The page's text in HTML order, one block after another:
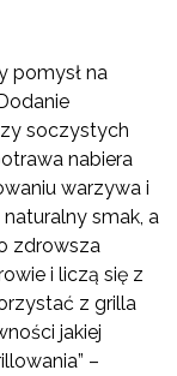
pomysł na
soczystych
nabiera
warzywa i
smak, a
zdrowsza
i liczą się z
z grilla
jakiej
–